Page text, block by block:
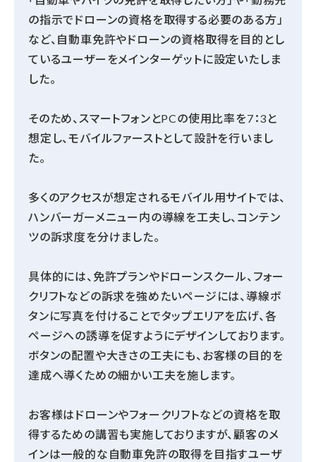
の指示でドローンの資格を取得する必要のある方」
など、自動車免許やドローンの資格取得を目的とし
ているユーザーをメインターゲットに設定いたしま
した。
そのため、スマートフォンとPCの使用比率を7：3と
想定し、モバイルファーストとして設計を行いまし
た。
多くのアクセスが想定されるモバイル用サイトでは、
ハンバーガーメニュー内の導線を工夫し、コンテン
ツの訴求度を分けました。
具体的には、免許プランやドローンスクール、フォー
クリフトなどの訴求を強めたいページには、導線ボ
タンに写真を付けることでタップエリアを広げ、各
ページへの誘導を促すようにデザインしております。
ボタンの配置や大きさの工夫にも、お客様の目的を
達成へ導くための細かい工夫を施します。
お客様はドローンやフォークリフトなどの資格を取
得するための講習も実施しておりますが、顧客のメ
インは一般的な自動車免許の取得を目指すユーザ